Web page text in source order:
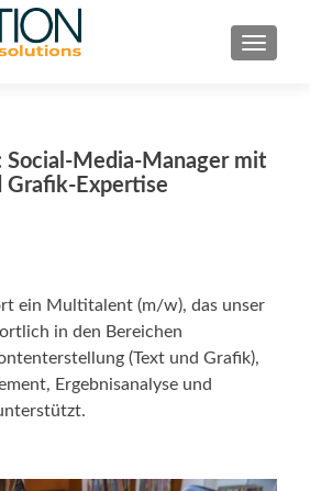
Social-Media-Manager mit
Grafik-Expertise
ein Multitalent (m/w), das unser
in den Bereichen
(Text und Grafik),
Ergebnisanalyse und